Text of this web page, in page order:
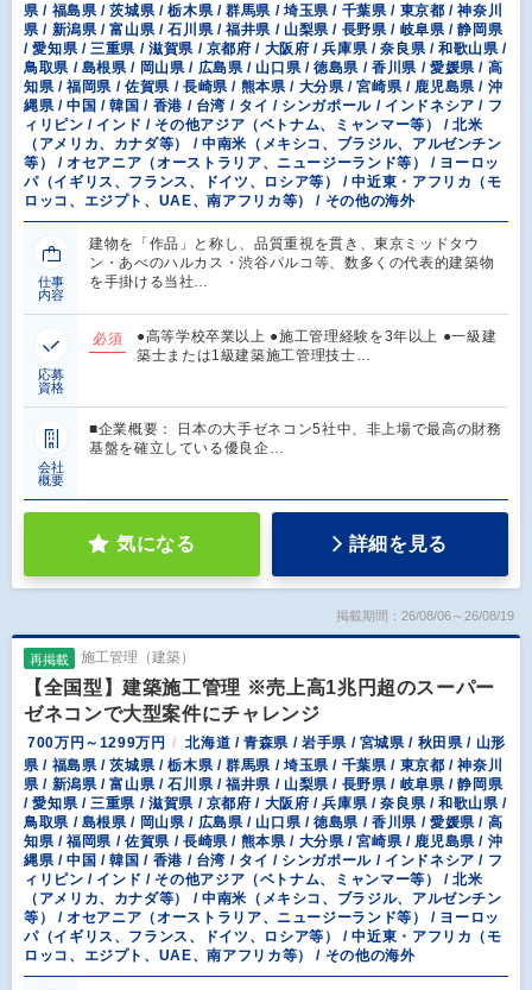
県 / 福島県 / 茨城県 / 栃木県 / 群馬県 / 埼玉県 / 千葉県 / 東京都 / 神奈川
県 / 新潟県 / 富山県 / 石川県 / 福井県 / 山梨県 / 長野県 / 岐阜県 / 静岡県
/ 愛知県 / 三重県 / 滋賀県 / 京都府 / 大阪府 / 兵庫県 / 奈良県 / 和歌山県 /
鳥取県 / 島根県 / 岡山県 / 広島県 / 山口県 / 徳島県 / 香川県 / 愛媛県 / 高
知県 / 福岡県 / 佐賀県 / 長崎県 / 熊本県 / 大分県 / 宮崎県 / 鹿児島県 / 沖
縄県 / 中国 / 韓国 / 香港 / 台湾 / タイ / シンガポール / インドネシア / フ
ィリピン / インド / その他アジア（ベトナム、ミャンマー等） / 北米
（アメリカ、カナダ等） / 中南米（メキシコ、ブラジル、アルゼンチン
等） / オセアニア（オーストラリア、ニュージーランド等） / ヨーロッ
パ（イギリス、フランス、ドイツ、ロシア等） / 中近東・アフリカ（モ
ロッコ、エジプト、UAE、南アフリカ等） / その他の海外
仕事
内容
建物を「作品」と称し、品質重視を貫き、東京ミッドタウ
ン・あべのハルカス・渋谷パルコ等、数多くの代表的建築物
を手掛ける当社…
応募
資格
必須
●高等学校卒業以上 ●施工管理経験を3年以上 ●一級建
築士または1級建築施工管理技士…
会社
概要
■企業概要： 日本の大手ゼネコン5社中、非上場で最高の財務
基盤を確立している優良企…
気になる 詳細を見る
掲載期間：26/08/06～26/08/19
再掲載 施工管理（建築）
【全国型】建築施工管理 ※売上高1兆円超のスーパー
ゼネコンで大型案件にチャレンジ
700万円～1299万円
北海道 / 青森県 / 岩手県 / 宮城県 / 秋田県 / 山形
県 / 福島県 / 茨城県 / 栃木県 / 群馬県 / 埼玉県 / 千葉県 / 東京都 / 神奈川
県 / 新潟県 / 富山県 / 石川県 / 福井県 / 山梨県 / 長野県 / 岐阜県 / 静岡県
/ 愛知県 / 三重県 / 滋賀県 / 京都府 / 大阪府 / 兵庫県 / 奈良県 / 和歌山県 /
鳥取県 / 島根県 / 岡山県 / 広島県 / 山口県 / 徳島県 / 香川県 / 愛媛県 / 高
知県 / 福岡県 / 佐賀県 / 長崎県 / 熊本県 / 大分県 / 宮崎県 / 鹿児島県 / 沖
縄県 / 中国 / 韓国 / 香港 / 台湾 / タイ / シンガポール / インドネシア / フ
ィリピン / インド / その他アジア（ベトナム、ミャンマー等） / 北米
（アメリカ、カナダ等） / 中南米（メキシコ、ブラジル、アルゼンチン
等） / オセアニア（オーストラリア、ニュージーランド等） / ヨーロッ
パ（イギリス、フランス、ドイツ、ロシア等） / 中近東・アフリカ（モ
ロッコ、エジプト、UAE、南アフリカ等） / その他の海外